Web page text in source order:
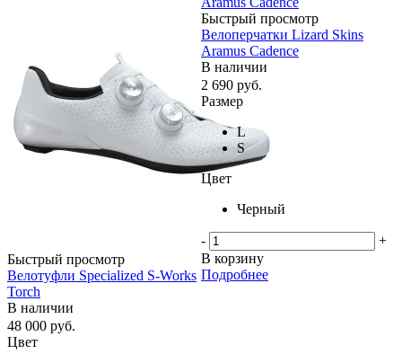
Быстрый просмотр
Велотуфли Specialized S-Works
Torch
В наличии
48 000 руб.
Цвет
Быстрый просмотр
Велоперчатки Lizard Skins
Aramus Cadence
В наличии
2 690 руб.
Размер
L
S
Цвет
Черный
-
+
В корзину
Подробнее